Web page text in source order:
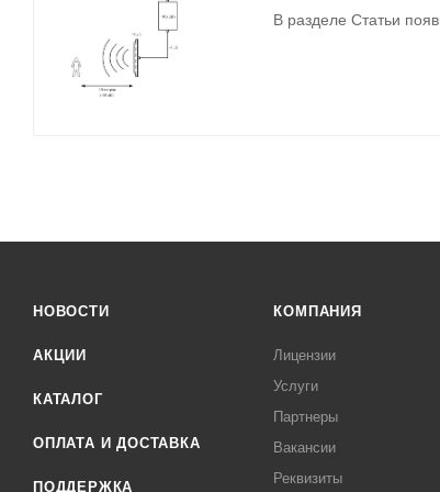
В разделе Статьи
НОВОСТИ
АКЦИИ
КАТАЛОГ
ОПЛАТА И ДОСТАВКА
ПОДДЕРЖКА
КОМПАНИЯ
Лицензии
Услуги
Партнеры
Вакансии
Реквизиты